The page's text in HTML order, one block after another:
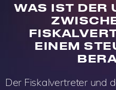
WAS IST DER
EINEM
Der Fiskalvertreter und